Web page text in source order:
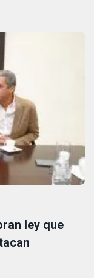
ley que